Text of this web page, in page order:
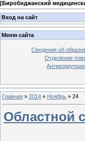
[Биробиджанский
Вход на сайт
Меню сайта
Сведения об
Отделение
Главная » 2014 » Ноябрь » 24
Областной